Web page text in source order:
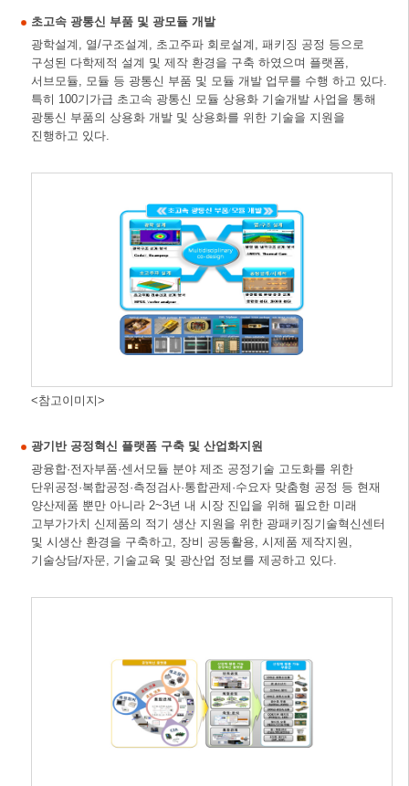
초고속 광통신 부품 및 광모듈 개발
광학설계, 열/구조설계, 초고주파 회로설계, 패키징 공정 등으로
구성된 다학제적 설계 및 제작 환경을 구축 하였으며 플랫폼,
서브모듈, 모듈 등 광통신 부품 및 모듈 개발 업무를 수행 하고 있다.
특히 100기가급 초고속 광통신 모듈 상용화 기술개발 사업을 통해
광통신 부품의 상용화 개발 및 상용화를 위한 기술을 지원을
진행하고 있다.
<참고이미지>
광기반 공정혁신 플랫폼 구축 및 산업화지원
광융합·전자부품·센서모듈 분야 제조 공정기술 고도화를 위한
단위공정·복합공정·측정검사·통합관제·수요자 맞춤형 공정 등 현재
양산제품 뿐만 아니라 2~3년 내 시장 진입을 위해 필요한 미래
고부가가치 신제품의 적기 생산 지원을 위한 광패키징기술혁신센터
및 시생산 환경을 구축하고, 장비 공동활용, 시제품 제작지원,
기술상담/자문, 기술교육 및 광산업 정보를 제공하고 있다.